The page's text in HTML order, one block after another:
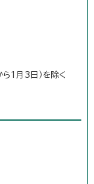
1月3日）を除く